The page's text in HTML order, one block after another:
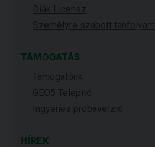
Diák Licensz
Személyre szabott tanfolyam
TÁMOGATÁS
Támogatónk
GEO5 Telepítő
Ingyenes próbaverzió
HÍREK